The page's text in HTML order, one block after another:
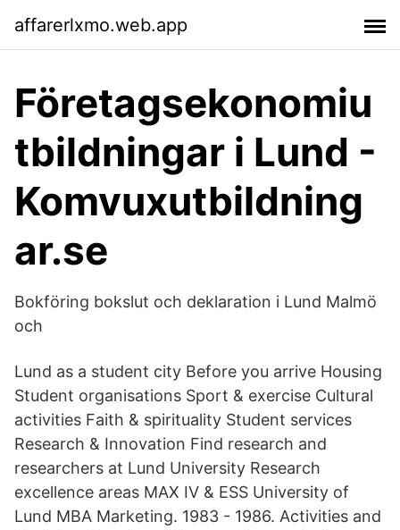
affarerlxmo.web.app
Företagsekonomiu
tbildningar i Lund -
Komvuxutbildning
ar.se
Bokföring bokslut och deklaration i Lund Malmö
och
Lund as a student city Before you arrive Housing
Student organisations Sport & exercise Cultural
activities Faith & spirituality Student services
Research & Innovation Find research and
researchers at Lund University Research
excellence areas MAX IV & ESS University of
Lund MBA Marketing. 1983 - 1986. Activities and